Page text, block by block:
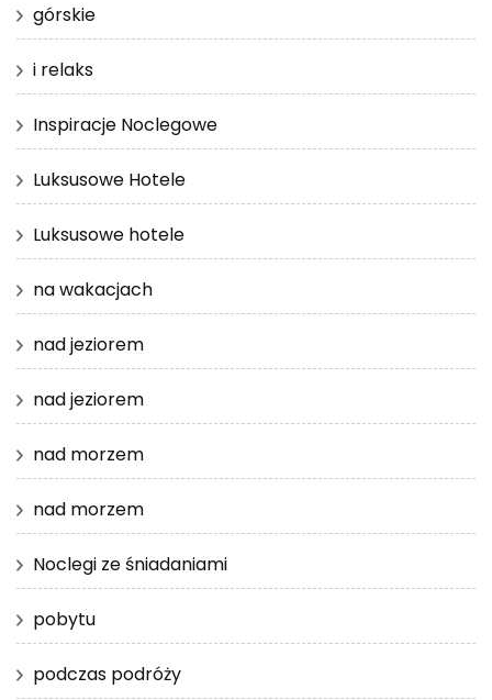
górskie
i relaks
Inspiracje Noclegowe
Luksusowe Hotele
Luksusowe hotele
na wakacjach
nad jeziorem
nad jeziorem
nad morzem
nad morzem
Noclegi ze śniadaniami
pobytu
podczas podróży